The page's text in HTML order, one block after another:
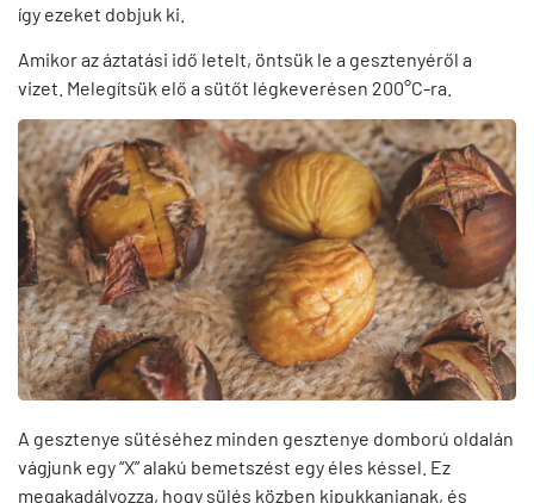
így ezeket dobjuk ki.
Amikor az áztatási idő letelt, öntsük le a gesztenyéről a
vizet. Melegítsük elő a sütőt légkeverésen 200°C-ra.
A gesztenye sütéséhez minden gesztenye domború oldalán
vágjunk egy “X” alakú bemetszést egy éles késsel. Ez
megakadályozza, hogy sülés közben kipukkanjanak, és